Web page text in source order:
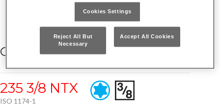
CHIAVI A BUSSOLA TORX®
235 3/8 NTX
ISO 1174-1
Cookies Settings
Reject All But
Necessary
Accept All Cookies